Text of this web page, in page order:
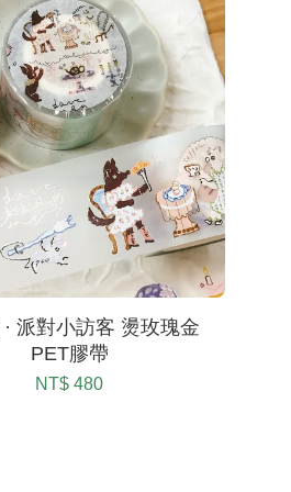
派對小訪客 燙玫瑰金
PET膠帶
NT$ 480